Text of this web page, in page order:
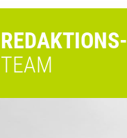
REDAKTIONS-
TEAM